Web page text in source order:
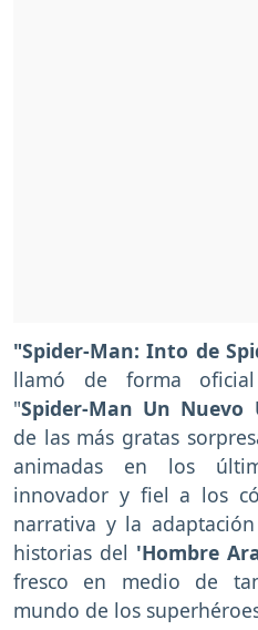
"Spider-Man: Into de
llamó de forma
"Spider-Man Un Nuevo
de las más gratas
animadas en los
innovador y fiel a los
narrativa y la
historias del 'Hombre
fresco en medio de
mundo de los